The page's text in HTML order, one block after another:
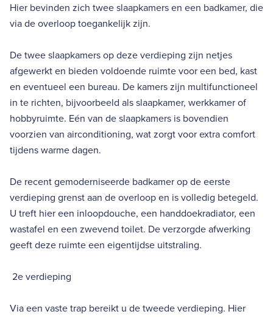
Hier bevinden zich twee slaapkamers en een badkamer, die
via de overloop toegankelijk zijn.
De twee slaapkamers op deze verdieping zijn netjes
afgewerkt en bieden voldoende ruimte voor een bed, kast
en eventueel een bureau. De kamers zijn multifunctioneel
in te richten, bijvoorbeeld als slaapkamer, werkkamer of
hobbyruimte. Eén van de slaapkamers is bovendien
voorzien van airconditioning, wat zorgt voor extra comfort
tijdens warme dagen.
De recent gemoderniseerde badkamer op de eerste
verdieping grenst aan de overloop en is volledig betegeld.
U treft hier een inloopdouche, een handdoekradiator, een
wastafel en een zwevend toilet. De verzorgde afwerking
geeft deze ruimte een eigentijdse uitstraling.
2e verdieping
Via een vaste trap bereikt u de tweede verdieping. Hier